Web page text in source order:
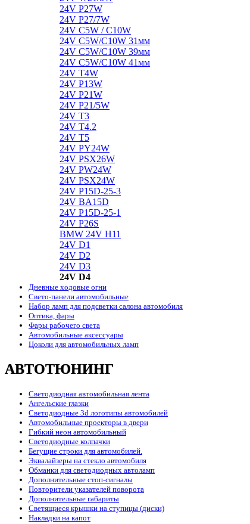
24V P27W
24V P27/7W
24V C5W / C10W
24V C5W/C10W 31мм
24V C5W/C10W 39мм
24V C5W/C10W 41мм
24V T4W
24V P13W
24V P21W
24V P21/5W
24V T3
24V T4.2
24V T5
24V PY24W
24V PSX26W
24V PW24W
24V PSX24W
24V P15D-25-3
24V BA15D
24V P15D-25-1
24V P26S
BMW 24V H11
24V D1
24V D2
24V D3
24V D4
Дневные ходовые огни
Свето-панели автомобильные
Набор ламп для подсветки салона автомобиля
Оптика, фары
Фары рабочего света
Автомобильные аксессуары
Цоколи для автомобильных ламп
АВТОТЮНИНГ
Светодиодная автомобильная лента
Ангельские глазки
Светодиодные 3d логотипы автомобилей
Автомобильные проекторы в двери
Гибкий неон автомобильный
Светодиодные колпачки
Бегущие строки для автомобилей.
Эквалайзеры на стекло автомобиля
Обманки для светодиодных автоламп
Дополнительные стоп-сигналы
Повторители указателей поворота
Дополнительные габариты
Светящиеся крышки на ступицы (диски)
Накладки на капот